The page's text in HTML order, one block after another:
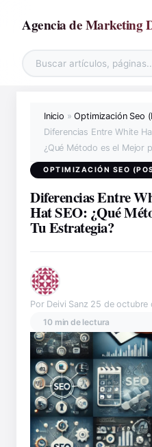
Agencia de Marketing
Inicio »Optimización Seo
Diferencias Entre White
¿Qué Método es el Mejor
OPTIMIZACIÓN SEO
Diferencias Entre
Hat SEO: ¿Qué
Tu Estrategia?
Por Deivi Sanz 25 de octubre
10 min de lectura